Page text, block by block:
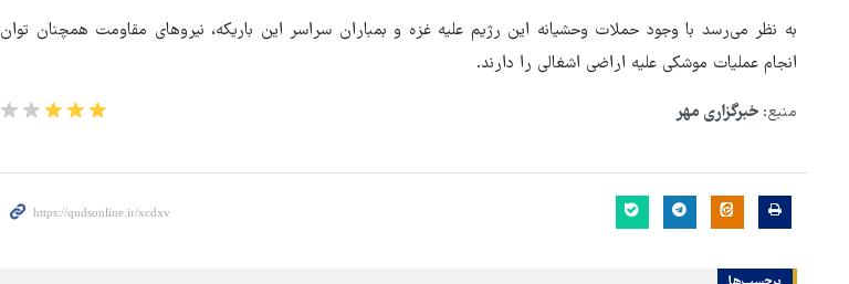
به نظر می‌رسد با وجود حملات وحشیانه این رژیم علیه غزه و بمباران سراسر این باریکه، نیروهای مقاومت همچنان توان
انجام عملیات موشکی علیه اراضی اشغالی را دارند.
منبع: خبرگزاری مهر
کتیبه‌های عزاداری در صحن‌های